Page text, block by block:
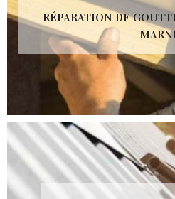
RÉPARATION DE